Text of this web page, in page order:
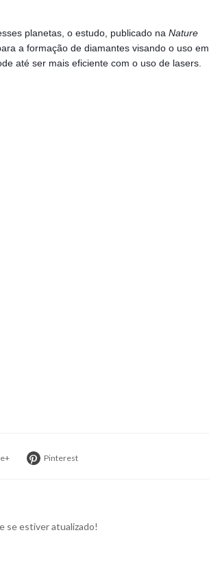
planetas, o estudo, publicado na Nature
a formação de diamantes visando o uso em
até ser mais eficiente com o uso de lasers.
Pinterest
se estiver atualizado!